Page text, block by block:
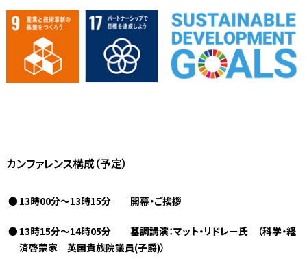
カンファレンス構成（予定）
13時00分～13時15分 開幕・ご挨拶
13時15分～14時05分 基調講演：マット・リドレー氏 （科学・経
済啓蒙家 英国貴族院議員(子爵)）